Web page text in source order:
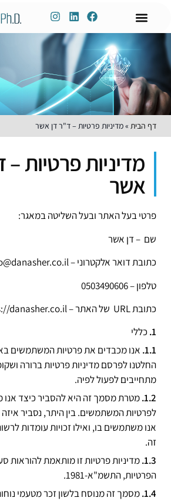
דף הבית »מדיניות פרטיות – ד"ר דן אשר
מדיניות פרטיות –
אשר
פרטי בעל האתר ובעל השליטה במאגר:
שם – דן אשר
כתובת דואר אלקטרוני –
טלפון – 0503490606
כתובת URL של האתר – https://danasher.co.il/
כללי
אנו מכבדים את פרטיות המשתמשים
החלטנו לפרסם מדיניות פרטיות ברורה
מתחייבים לפעול לפיה.
מטרת מסמך זה היא להסביר כיצד אנו
לפרטיות המשתמשים. בין היתר, נסביר
אנו משתמשים בו, ואילו זכויות עומדות
זה.
הפרטיות, התשמ"א-1981.
מסמך זה מנוסח בלשון זכר מטעמי